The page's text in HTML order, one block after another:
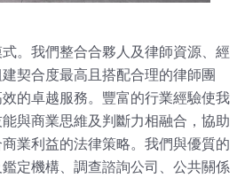
。我們整合合夥人及律師資源、經
契合度最高且搭配合理的律師團
的卓越服務。豐富的行業經驗使我
與商業思維及判斷力相融合，協助
業利益的法律策略。我們與優質的
定機構、調查諮詢公司、公共關係